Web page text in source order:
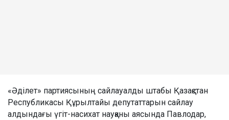
«Әділет» партиясының сайлауалды штабы Қазақстан
Республикасы Құрылтайы депутаттарын сайлау
алдындағы үгіт-насихат науқаны аясында Павлодар,